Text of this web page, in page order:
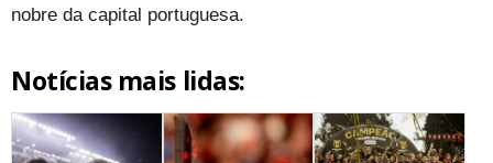
nobre da capital portuguesa.
Notícias mais lidas: